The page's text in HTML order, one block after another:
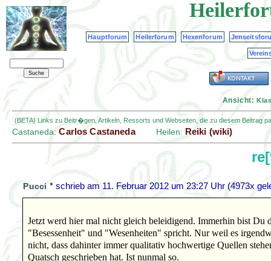
Hauptforum Heilerforum Hexenforum
Ansicht:
(BETA) Links zu Beitr�gen, Artikeln, Ressorts und Webseiten, die zu diesem Beitrag
Castaneda:Carlos Castaneda Heilen: Reiki (wiki)
Pucci* schrieb am11. Februar 2012 um 23:27 Uhr(4973x
Jetzt werd hier mal nicht gleich beleidigend. Immerhin bist
"Besessenheit" und "Wesenheiten" spricht. Nur weil es
nicht, dass dahinter immer qualitativ hochwertige Quellen
Quatsch geschrieben hat. Ist nunmal so.